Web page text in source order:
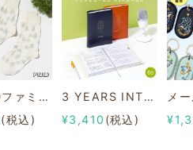
FAPIEDファミリーソックスセット 総柄
(税込)
3 YEARS INTERVIEW DIARY
¥3,410 (税込)